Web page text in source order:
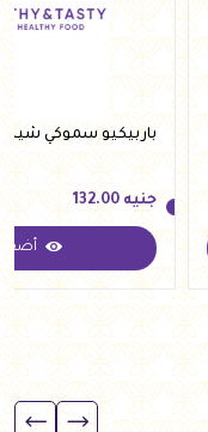
باربيكيو سموكي شيبوتل
جنيه
جنيه 132.00
أضف